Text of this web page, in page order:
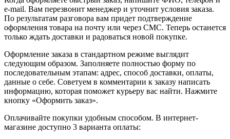
e-mail. Вам перезвонит менеджер и уточнит условия заказа.
По результатам разговора вам придет подтверждение
оформления товара на почту или через СМС. Теперь останется
только ждать доставки и радоваться новой покупке.
Оформление заказа в стандартном режиме выглядит
следующим образом. Заполняете полностью форму по
последовательным этапам: адрес, способ доставки, оплаты,
данные о себе. Советуем в комментарии к заказу написать
информацию, которая поможет курьеру вас найти. Нажмите
кнопку «Оформить заказ».
Оплачивайте покупки удобным способом. В интернет-
магазине доступно 3 варианта оплаты: